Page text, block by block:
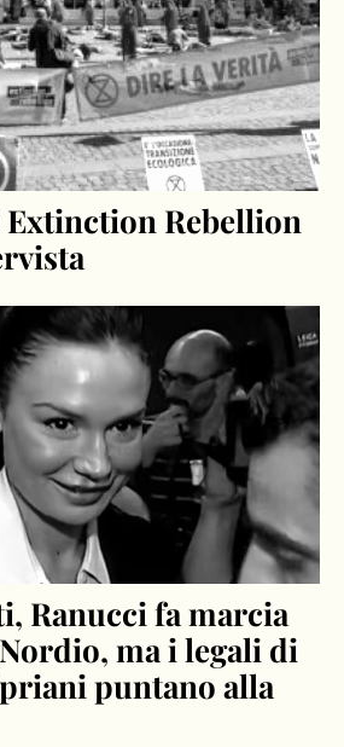
Rebellion
Ranucci fa marcia
ma i legali di
puntano alla